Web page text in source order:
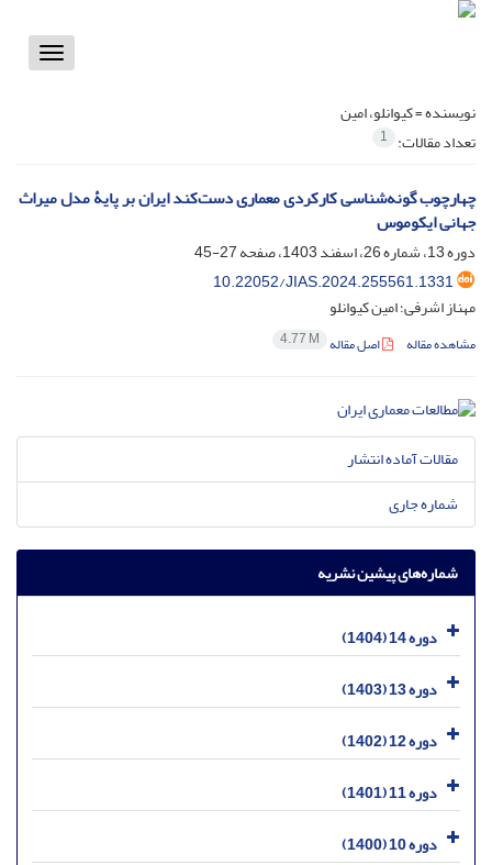
Toggle
نویسنده =کیوانلو، امین
تعداد مقالات: 1
چهارچوب گونه‌شناسی کارکردی معماری دست‌کند ایران بر پایۀ مدل میراث
جهانی ایکوموس
دوره 13، شماره 26، اسفند 1403، صفحه
27-45
10.22052/JIAS.2024.255561.1331
مهناز اشرفی؛ امین کیوانلو
مشاهده مقاله اصل مقاله 4.77 M
مقالات آماده انتشار
شماره جاری
شماره‌های پیشین نشریه
دوره 14 (1404)
دوره 13 (1403)
دوره 12 (1402)
دوره 11 (1401)
دوره 10 (1400)